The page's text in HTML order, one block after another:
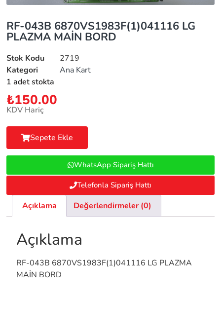
RF-043B 6870VS1983F(1)041116 LG
PLAZMA MAİN BORD
Stok Kodu
2719
Kategori
Ana Kart
1 adet stokta
₺150.00
KDV Hariç
Sepete Ekle
WhatsApp Sipariş Hattı
Telefonla Sipariş Hattı
Açıklama Değerlendirmeler (0)
Açıklama
RF-043B 6870VS1983F(1)041116 LG PLAZMA
MAİN BORD